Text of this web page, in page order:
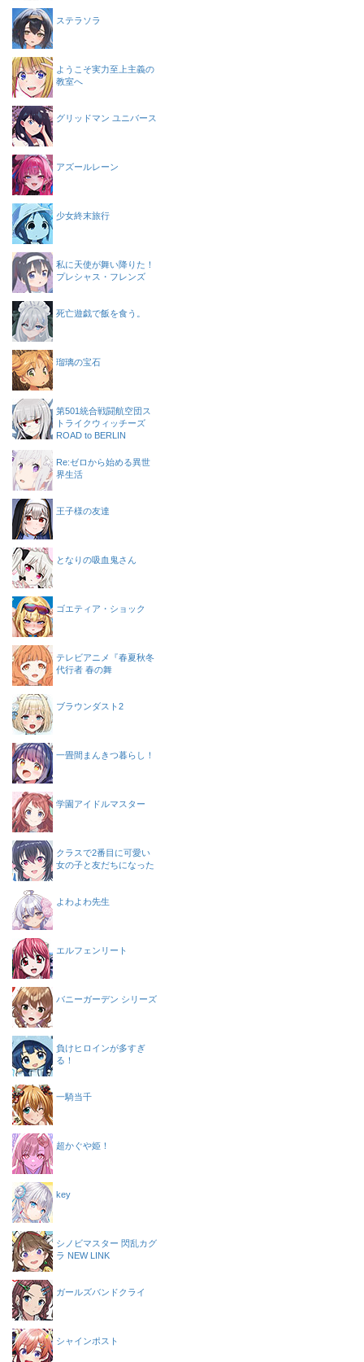
ステラソラ
ようこそ実力至上主義の
教室へ
グリッドマン ユニバース
アズールレーン
少女終末旅行
私に天使が舞い降りた！
プレシャス・フレンズ
死亡遊戯で飯を食う。
瑠璃の宝石
第501統合戦闘航空団ス
トライクウィッチーズ
ROAD to BERLIN
Re:ゼロから始める異世
界生活
王子様の友達
となりの吸血鬼さん
ゴエティア・ショック
テレビアニメ『春夏秋冬
代行者 春の舞
ブラウンダスト2
一畳間まんきつ暮らし！
学園アイドルマスター
クラスで2番目に可愛い
女の子と友だちになった
よわよわ先生
エルフェンリート
バニーガーデン シリーズ
負けヒロインが多すぎ
る！
一騎当千
超かぐや姫！
key
シノビマスター 閃乱カグ
ラ NEW LINK
ガールズバンドクライ
シャインポスト